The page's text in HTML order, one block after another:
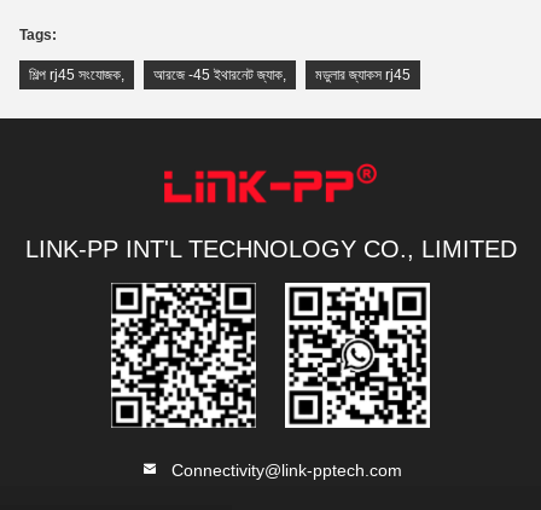
Tags:
শিল্প rj45 সংযোজক, আরজে -45 ইথারনেট জ্যাক, মডুলার জ্যাকস rj45
LINK-PP INT'L TECHNOLOGY CO., LIMITED
Connectivity@link-pptech.com